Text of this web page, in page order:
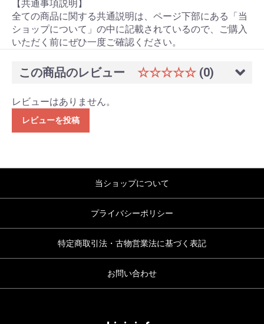
【共通事項説明】
全ての商品に関する共通説明は、ページ下部にある「当
ショップについて」の中に記載されているので、ご購入
いただく前にぜひ一度ご確認ください。
この商品のレビュー ☆☆☆☆☆ (0)
レビューはありません。
レビューを投稿
当ショップについて
プライバシーポリシー
特定商取引法・古物営業法に基づく表記
お問い合わせ